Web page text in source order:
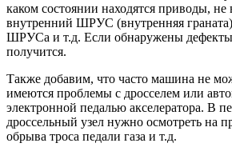
каком состоянии находятся приводы, не
внутренний ШРУС (внутренняя
ШРУСа и т.д. Если обнаружены
получится.
Также добавим, что часто машина не
имеются проблемы с дросселем или
электронной педалью акселератора. В
дроссельный узел нужно осмотреть на
обрыва троса педали газа и т.д.